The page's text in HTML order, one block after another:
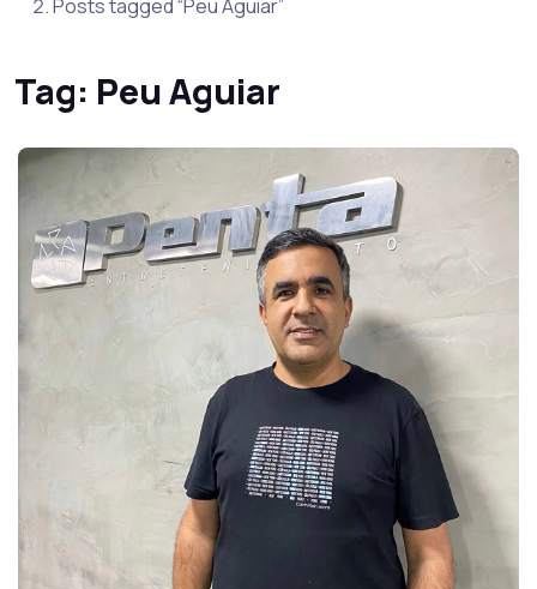
Posts tagged “Peu Aguiar”
Tag: Peu Aguiar